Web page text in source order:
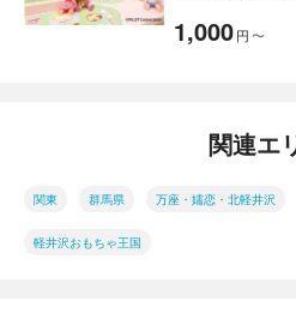
1,000円 〜
関連エ
関東 群馬県 万座・嬬恋・北軽井沢
軽井沢おもちゃ王国